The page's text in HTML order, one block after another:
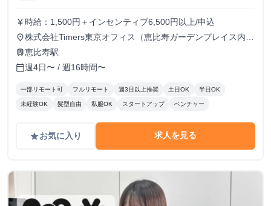
currency_yen 時給：1,500円＋インセンティブ6,500円以上/申込
place株式会社Timers東京オフィス（恵比寿ガーデンプレイス内）
または在宅での勤務 顧客対応や業務ツール使用のため、自
宅の場合は快適なPCとネット環境が必須※海外在住・留学
train恵比寿駅
calendar_today週4日〜 / 週16時間〜
一部リモート可 フルリモート 週3日以上推奨 土日OK 半日OK
未経験OK 髪型自由 私服OK スタートアップ ベンチャー
gradeお気に入り 求人を見る